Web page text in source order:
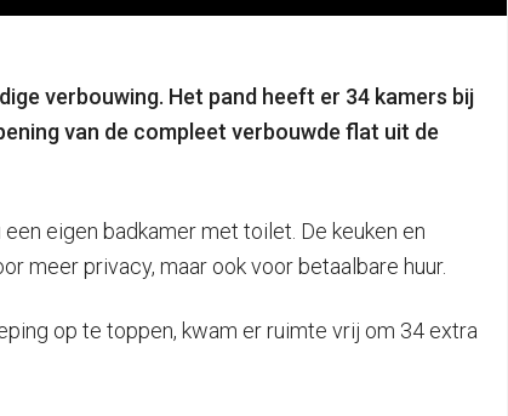
verbouwing. Het pand heeft er 34 kamers bij
van de compleet verbouwde flat uit de
eigen badkamer met toilet. De keuken en
meer privacy, maar ook voor betaalbare huur.
op te toppen, kwam er ruimte vrij om 34 extra